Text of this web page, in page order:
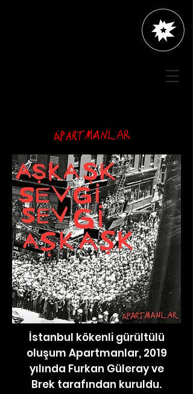
İstanbul kökenli gürültülü
oluşum Apartmanlar, 2019
yılında Furkan Güleray ve
Brek tarafından kuruldu.